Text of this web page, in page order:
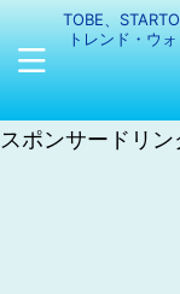
TOBE、
トレンド・ウ
スポンサードリン